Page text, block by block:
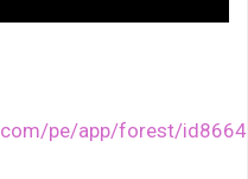
pe/app/forest/